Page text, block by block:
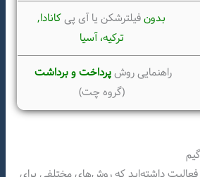
بدونفیلترشکن یا آی پیکانادا,
ترکیه، آسیا
راهنمایی روشپرداخت و برداشت
(گروه چت)
داشته‌اید که روش‌های مختلفی برای